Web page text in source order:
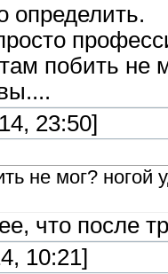
определить.
побить не
23:50]
не мог?
что после
10:21]